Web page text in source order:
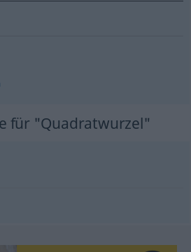
für "Quadratwurzel"